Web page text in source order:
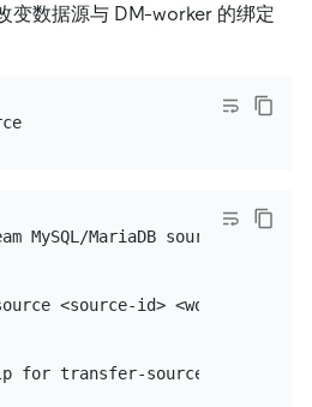
变数据源与 DM-worker 的绑定
transfer-source
MySQL/MariaDB source to a
<source-id> <worker-id>
for transfer-source